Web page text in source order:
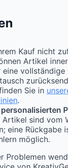
Kauf nicht
Artikel
eine vollständige
Sie in
.
Artikel sind vom
eine Rückgabe
möglich.
Problemen